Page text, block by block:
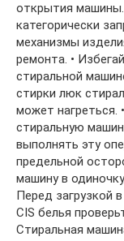
открытия машины.
категорически
механизмы
ремонта. •
стиральной
стирки люк
может нагреться.
стиральную
выполнять эту
предельной
машину в
Перед загрузкой
CIS белья
Стиральная